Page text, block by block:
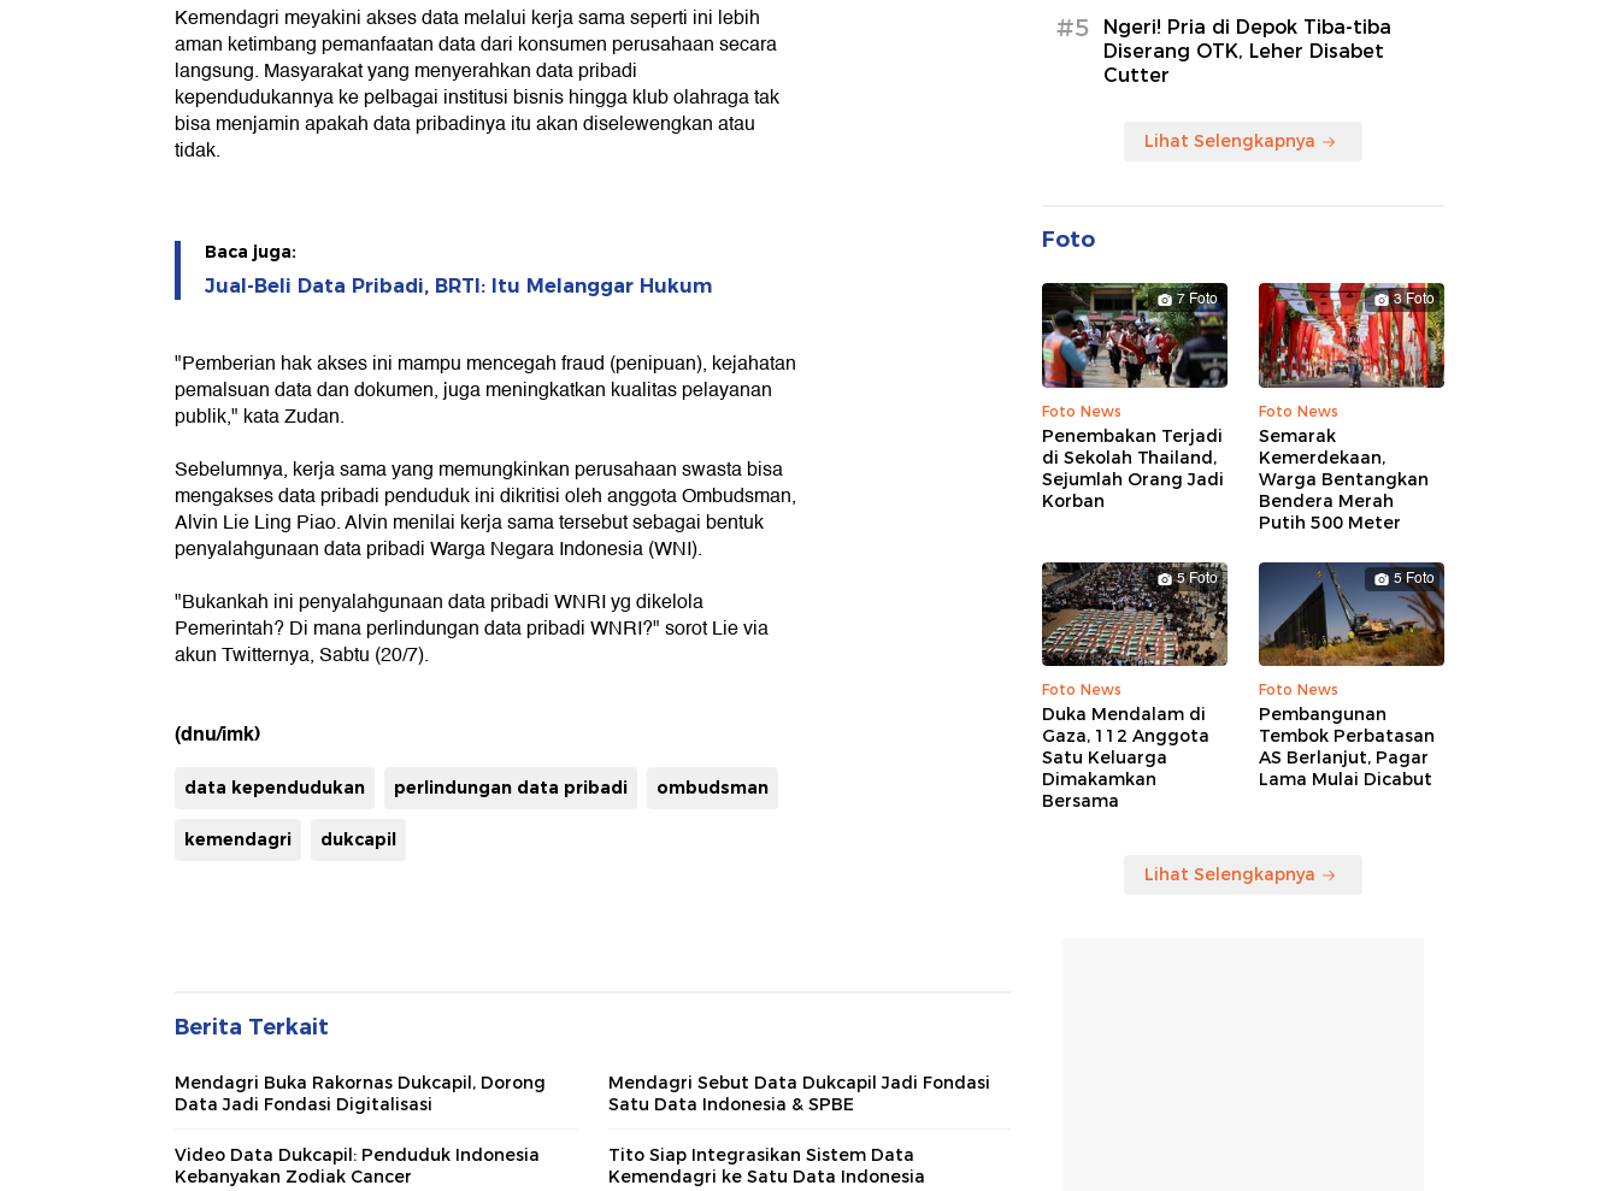
Kemendagri meyakini akses data melalui kerja sama seperti ini lebih
aman ketimbang pemanfaatan data dari konsumen perusahaan secara
langsung. Masyarakat yang menyerahkan data pribadi
kependudukannya ke pelbagai institusi bisnis hingga klub olahraga tak
bisa menjamin apakah data pribadinya itu akan diselewengkan atau
tidak.
Baca juga:
Jual-Beli Data Pribadi, BRTI: Itu Melanggar Hukum
"Pemberian hak akses ini mampu mencegah fraud (penipuan), kejahatan
pemalsuan data dan dokumen, juga meningkatkan kualitas pelayanan
publik," kata Zudan.
Sebelumnya, kerja sama yang memungkinkan perusahaan swasta bisa
mengakses data pribadi penduduk ini dikritisi oleh anggota Ombudsman,
Alvin Lie Ling Piao. Alvin menilai kerja sama tersebut sebagai bentuk
penyalahgunaan data pribadi Warga Negara Indonesia (WNI).
"Bukankah ini penyalahgunaan data pribadi WNRI yg dikelola
Pemerintah? Di mana perlindungan data pribadi WNRI?" sorot Lie via
akun Twitternya, Sabtu (20/7).
(dnu/imk)
data kependudukan perlindungan data pribadi ombudsman
kemendagri dukcapil
Berita Terkait
Mendagri Buka Rakornas Dukcapil, Dorong
Data Jadi Fondasi Digitalisasi
Mendagri Sebut Data Dukcapil Jadi Fondasi
Satu Data Indonesia & SPBE
Video Data Dukcapil: Penduduk Indonesia
Kebanyakan Zodiak Cancer
Tito Siap Integrasikan Sistem Data
Kemendagri ke Satu Data Indonesia
#5
Ngeri! Pria di Depok Tiba-tiba
Diserang OTK, Leher Disabet
Cutter
Lihat Selengkapnya
Foto
7 Foto
Foto News
Penembakan Terjadi
di Sekolah Thailand,
Sejumlah Orang Jadi
Korban
3 Foto
Foto News
Semarak
Kemerdekaan,
Warga Bentangkan
Bendera Merah
Putih 500 Meter
5 Foto
Foto News
Duka Mendalam di
Gaza, 112 Anggota
Satu Keluarga
Dimakamkan
Bersama
5 Foto
Foto News
Pembangunan
Tembok Perbatasan
AS Berlanjut, Pagar
Lama Mulai Dicabut
Lihat Selengkapnya